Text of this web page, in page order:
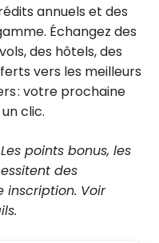
annuels et des
Échangez des
des hôtels, des
vers les meilleurs
: votre prochaine
clic.
points bonus, les
des
inscription. Voir